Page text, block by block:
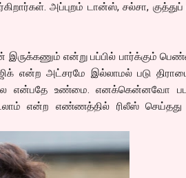
அப்புறம் டான்ஸ், சல்சா, குத்துப்
என்று பப்பில் பார்க்கும்
என்ற அட்சரமே இல்லாமல் படு
என்பதே உண்மை. எனக்கென்னவோ
என்ற எண்ணத்தில் ரிலீஸ்